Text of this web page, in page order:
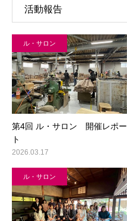
活動報告
ル・サロン
第4回 ル・サロン 開催レポー
ト
2026.03.17
ル・サロン